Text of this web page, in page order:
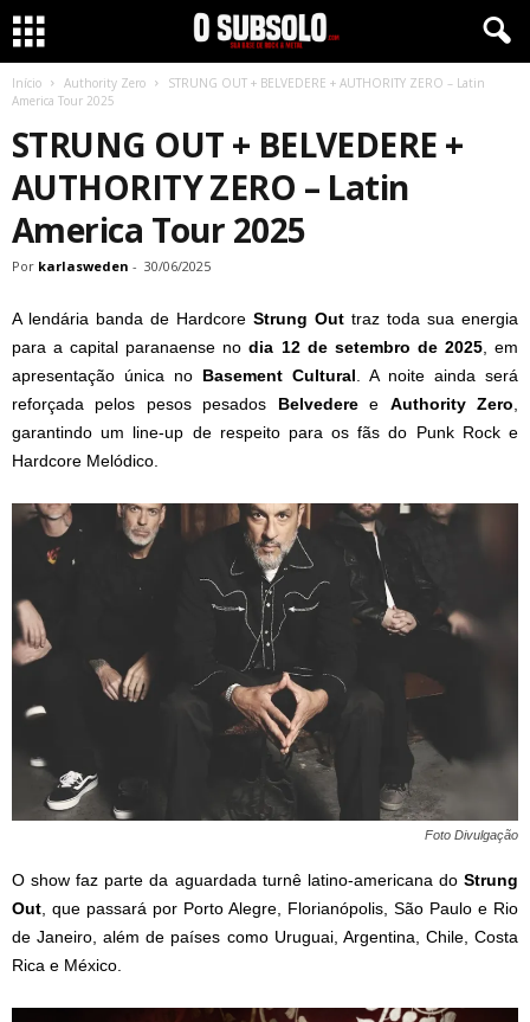
Início Authority Zero
STRUNG OUT + BELVEDERE + AUTHORITY ZERO – Latin
America Tour 2025
STRUNG OUT + BELVEDERE +
AUTHORITY ZERO – Latin
America Tour 2025
Por karlasweden - 30/06/2025
A lendária banda de Hardcore Strung Out traz toda sua energia
para a capital paranaense nodia 12 de setembro de 2025, em
apresentação única no Basement Cultural . A noite ainda será
reforçada pelos pesos pesados Belvederee Authority Zero
garantindo um line-up de respeito para os fãs do Punk Rock e
Hardcore Melódico.
Foto Divulgação
O show faz parte da aguardada turnê latino-americana doStrung
Out , que passará por Porto Alegre, Florianópolis, São Paulo e Rio
de Janeiro, além de países como Uruguai, Argentina, Chile, Costa
Rica e México.